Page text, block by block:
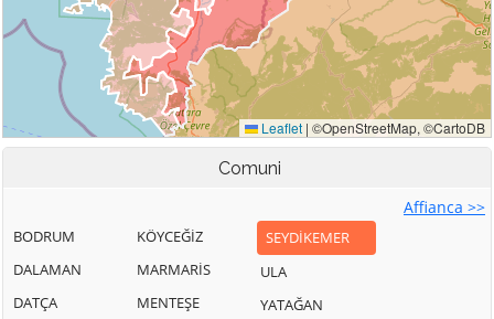
Comuni
Affianca >>
BODRUM
DALAMAN
DATÇA
KÖYCEĞİZ
MARMARİS
MENTEŞE
SEYDİKEMER
ULA
YATAĞAN